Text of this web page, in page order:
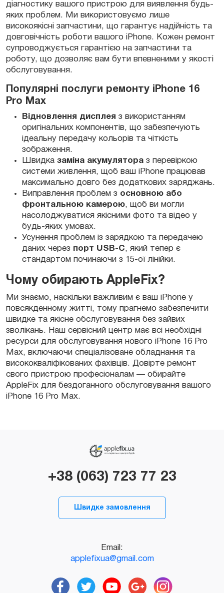
діагностику вашого пристрою для виявлення будь-
яких проблем. Ми використовуємо лише
високоякісні запчастини, що гарантує надійність та
довговічність роботи вашого iPhone. Кожен ремонт
супроводжується гарантією на запчастини та
роботу, що дозволяє вам бути впевненими у якості
обслуговування.
Популярні послуги ремонту iPhone 16
Pro Max
Відновлення дисплея з використанням
оригінальних компонентів, що забезпечують
ідеальну передачу кольорів та чіткість
зображення.
Швидка заміна акумулятора з перевіркою
системи живлення, щоб ваш iPhone працював
максимально довго без додаткових заряджань.
Виправлення проблем з основною або
фронтальною камерою, щоб ви могли
насолоджуватися якісними фото та відео у
будь-яких умовах.
Усунення проблем із зарядкою та передачею
даних через порт USB-C, який тепер є
стандартом починаючи з 15-ої лінійки.
Чому обирають AppleFix?
Ми знаємо, наскільки важливим є ваш iPhone у
повсякденному житті, тому прагнемо забезпечити
швидке та якісне обслуговування без зайвих
зволікань. Наш сервісний центр має всі необхідні
ресурси для обслуговування нового iPhone 16 Pro
Max, включаючи спеціалізоване обладнання та
висококваліфікованих фахівців. Довірте ремонт
свого пристрою професіоналам — обирайте
AppleFix для бездоганного обслуговування вашого
iPhone 16 Pro Max.
+38 (063) 723 77 23
Швидке замовлення
Email:
applefixua@gmail.com